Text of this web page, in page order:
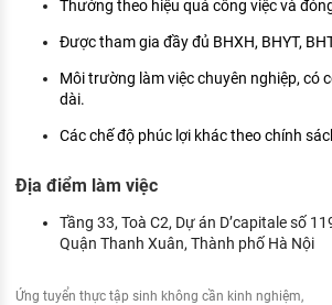
Thưởng theo hiệu quả công việc và
Được tham gia đầy đủ BHXH, BHYT,
Môi trường làm việc chuyên nghiệp, có
dài.
Các chế độ phúc lợi khác theo chính
Địa điểm làm việc
Tầng 33, Toà C2, Dự án D’capitale số
Quận Thanh Xuân, Thành phố Hà Nội
Ứng tuyển thực tập sinh không cần kinh nghiệm